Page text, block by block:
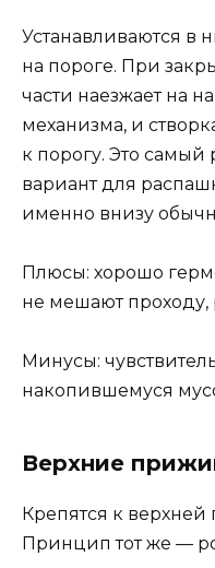
Устанавливаются в
на пороге. При
части наезжает на
механизма, и
к порогу. Это
вариант для
именно внизу
Плюсы: хорошо
не мешают проходу,
Минусы:
накопившемуся
Верхние
Крепятся к
Принцип тот же —